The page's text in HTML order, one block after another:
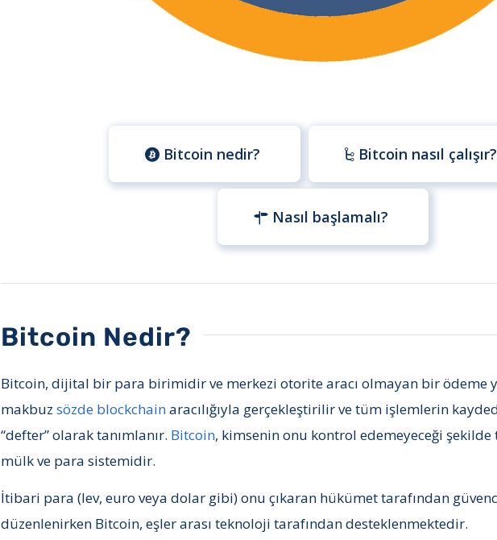
Bitcoin nedir? Bitcoin nasıl çalışır?
Nasıl başlamalı?
Bitcoin Nedir?
Bitcoin, dijital bir para birimidir ve merkezi otorite aracı olmayan bir ödeme
makbuz sözde blockchainaracılığıyla gerçekleştirilir ve tüm işlemlerin
“defter” olarak tanımlanır. Bitcoin, kimsenin onu kontrol edemeyeceği
mülk ve para sistemidir.
İtibari para (lev, euro veya dolar gibi) onu çıkaran hükümet tarafından
düzenlenirken Bitcoin, eşler arası teknoloji tarafından desteklenmektedir.